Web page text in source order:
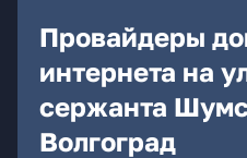
Провайдеры
интернета на
сержанта
Волгоград